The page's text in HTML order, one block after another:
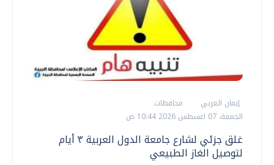
إيمان العربي
محافظات
الجمعة، 07 اغسطس 2026 10:44 ص
غلق جزئي لشارع جامعة الدول العربية ٣ أيام
لتوصيل الغاز الطبيعي